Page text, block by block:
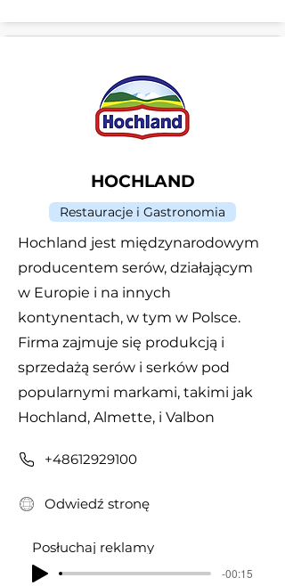
HOCHLAND
Restauracje i Gastronomia
Hochland jest międzynarodowym
producentem serów, działającym
w Europie i na innych
kontynentach, w tym w Polsce.
Firma zajmuje się produkcją i
sprzedażą serów i serków pod
popularnymi markami, takimi jak
Hochland, Almette, i Valbon
+48612929100
Odwiedź stronę
Posłuchaj reklamy
-00:15